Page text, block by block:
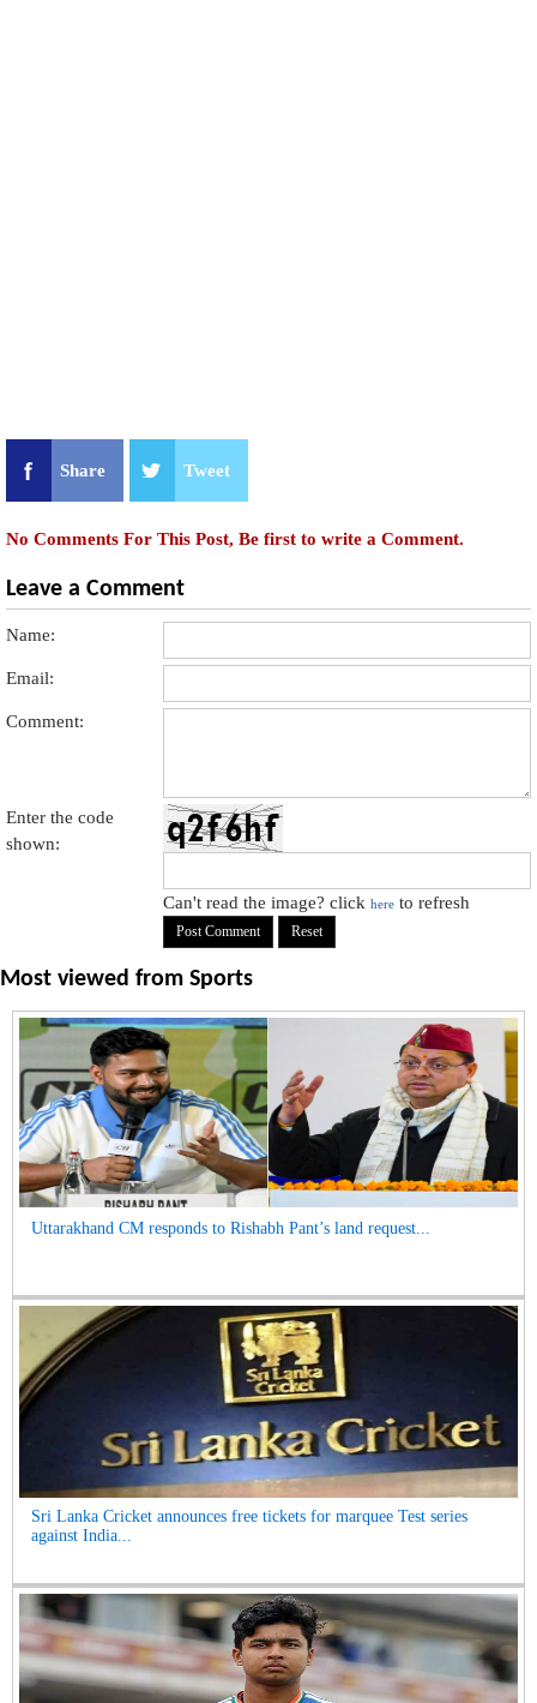
Share Tweet
No Comments For This Post, Be first to write a Comment.
Leave a Comment
Name:
Email:
Comment:
Enter the code
shown:
Can't read the image? clickhere to refresh
Most viewed from Sports
Uttarakhand CM responds to Rishabh Pant’s land request...
Sri Lanka Cricket announces free tickets for marquee Test series
against India...